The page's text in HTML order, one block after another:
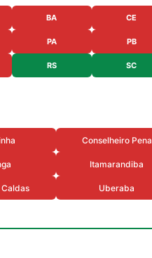
BA CE
PA PB
RS SC
Conselheiro Pena
Itamarandiba
Uberaba